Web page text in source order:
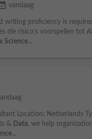
vandaag
writing proficiency is
die risico’s voorspellen tot
Science...
Location: Netherlands
& Data, we help
...